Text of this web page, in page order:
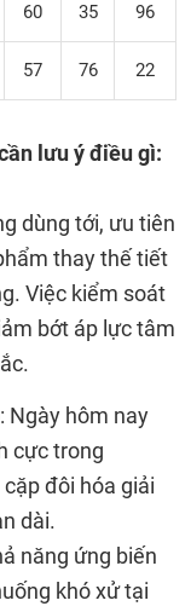
60 35 96
57 76 22
lưu ý điều gì:
dùng tới, ưu tiên
thay thế tiết
Việc kiểm soát
bớt áp lực tâm
: Ngày hôm nay
cực trong
đôi hóa giải
dài.
năng ứng biến
khó xử tại